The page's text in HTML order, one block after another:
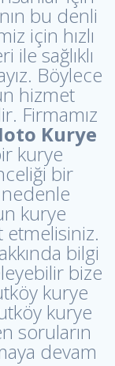
bu denli
için hızlı
sağlıklı
Böylece
hizmet
Firmamız
Kurye
kurye
bir
kurye
etmelisiniz.
bilgi
bize
kurye
kurye
soruların
devam